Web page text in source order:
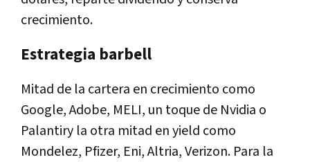
crecimiento.
Estrategia barbell
Mitad de la cartera en crecimiento como
Google,Adobe, MELI, un toque de Nvidia o
Palantiry la otra mitad enyield como
Mondelez, Pfizer, Eni,Altria,Verizon. Para la